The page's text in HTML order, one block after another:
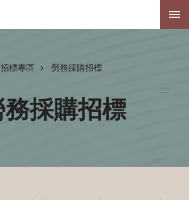
:::
標專區 勞務採購招標
務採購招標